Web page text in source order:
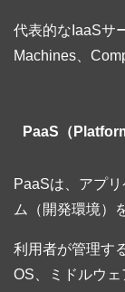
代表的なIaaSサ
Machines、
PaaS（
PaaSは、アプ
ム（開発環境）
利用者が管理す
OS、ミドルウェ